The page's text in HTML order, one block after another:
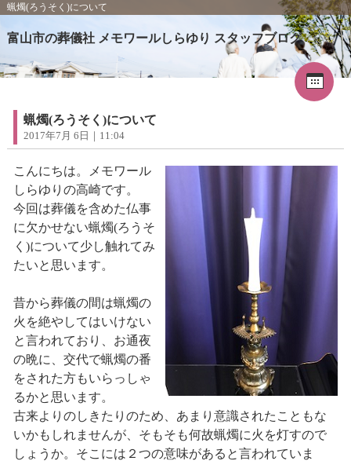
蝋燭(ろうそく)について
富山市の葬儀社 メモワールしらゆり スタッフブログ
2
3
4 5
10
11 12
17
18 19 20 21 22
23
24
25 26 27 28 29
30
31
蝋燭(ろうそく)について
2017年7月 6日｜11:04
こんにちは。メモワール
しらゆりの高崎です。
今回は葬儀を含めた仏事
に欠かせない蝋燭(ろうそ
く)について少し触れてみ
たいと思います。
昔から葬儀の間は蝋燭の
火を絶やしてはいけない
と言われており、お通夜
の晩に、交代で蝋燭の番
をされた方もいらっしゃ
るかと思います。
古来よりのしきたりのため、あまり意識されたこともな
いかもしれませんが、そもそも何故蝋燭に火を灯すので
しょうか。そこには２つの意味があると言われていま